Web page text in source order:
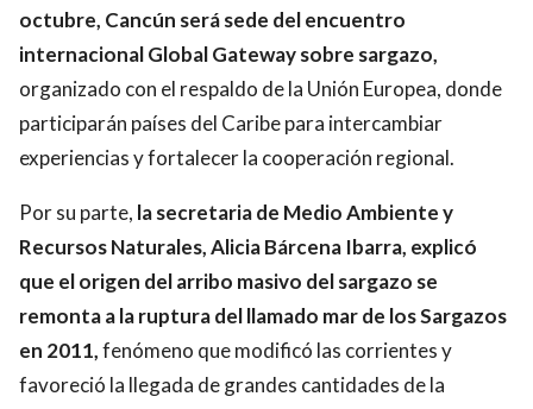
octubre, Cancún será sede del encuentro
internacional Global Gateway sobre sargazo,
organizado con el respaldo de la Unión Europea, donde
participarán países del Caribe para intercambiar
experiencias y fortalecer la cooperación regional.
Por su parte, la secretaria de Medio Ambiente y
Recursos Naturales, Alicia Bárcena Ibarra, explicó
que el origen del arribo masivo del sargazo se
remonta a la ruptura del llamado mar de los Sargazos
en 2011,fenómeno que modificó las corrientes y
favoreció la llegada de grandes cantidades de la